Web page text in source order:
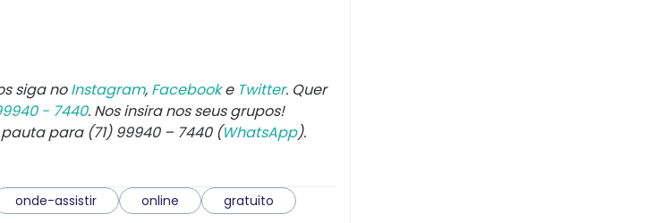
siga noInstagram, Facebooke Twitter. Quer
- 7440. Nos insira nos seus grupos!
para (71) 99940 – 7440 (WhatsApp).
onde-assistir online
gratuito